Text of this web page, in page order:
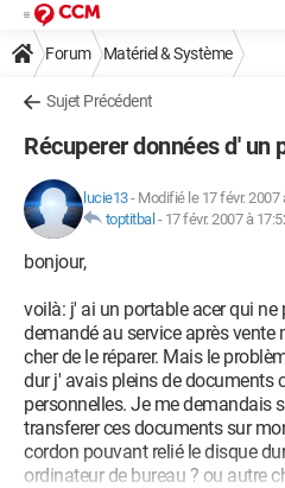
Forum Matériel & Système
Sujet Précédent
Récuperer données d' un
lucie13- Modifié le 17 févr. 2007
toptitbal - 17 févr. 2007 à
bonjour,
voilà: j' ai un portable acer qui
demandé au service après vente
cher de le réparer. Mais le
dur j' avais pleins de documents
personnelles. Je me demandais
transferer ces documents sur
cordon pouvant relié le disque
ordinateur de bureau ? ou autre